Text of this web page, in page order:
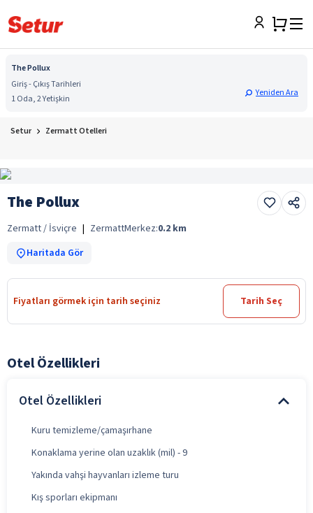
The Pollux
Giriş - Çıkış Tarihleri
1 Oda, 2 Yetişkin
Yeniden Ara
Setur Zermatt Otelleri
The Pollux
Zermatt / İsviçre | ZermattMerkez:0.2 km
Haritada Gör
Fiyatları görmek için tarih seçiniz Tarih Seç
Otel Özellikleri
Otel Özellikleri
Kuru temizleme/çamaşırhane
Konaklama yerine olan uzaklık (mil) - 9
Yakında vahşi hayvanları izleme turu
Kış sporları ekipmanı